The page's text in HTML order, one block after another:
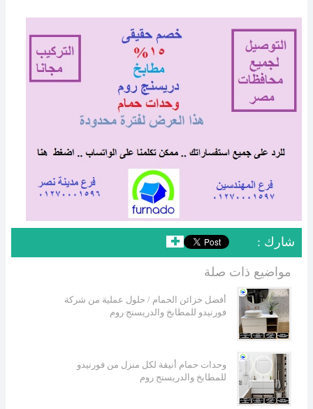
: شارك ✚
مواضيع ذات صلة
أفضل خزائن الحمام / حلول عملية من شركة
فورنيدو للمطابخ والدريسنج روم
وحدات حمام أنيقة لكل منزل من فورنيدو
للمطابخ والدريسنج روم